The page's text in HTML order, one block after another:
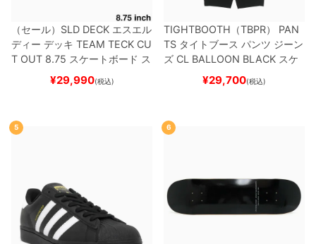
（セール） SLD DECK エスエル
ディー デッキ TEAM TECK CU
T OUT 8.75 スケートボード ス
¥29,990(税込)
TIGHTBOOTH（TBPR） PAN
TS タイトブース パンツ ジーン
ズ CL BALLOON BLACK スケ
ートボード スケボー
¥29,700(税込)
5 6